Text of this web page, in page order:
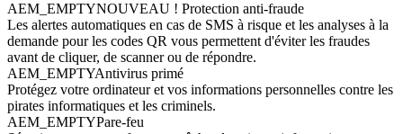
AEM_EMPTYNOUVEAU ! Protection anti-fraude
Les alertes automatiques en cas de SMS à risque et les analyses à la
demande pour les codes QR vous permettent d'éviter les fraudes
avant de cliquer, de scanner ou de répondre.
AEM_EMPTYAntivirus primé
Protégez votre ordinateur et vos informations personnelles contre les
pirates informatiques et les criminels.
AEM_EMPTYPare-feu